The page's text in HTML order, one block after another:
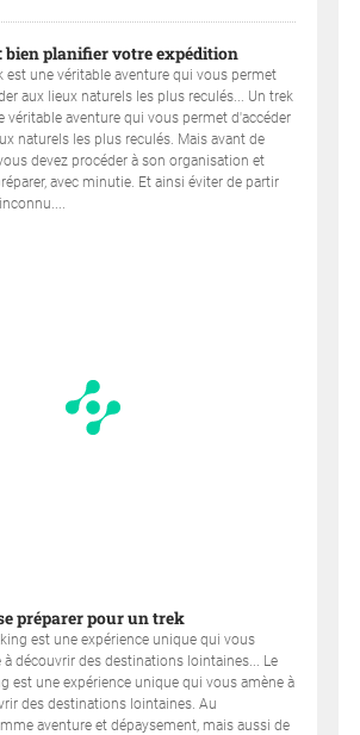
bien planifier votre expédition
est une véritable aventure qui vous permet
aux lieux naturels les plus reculés... Un trek
véritable aventure qui vous permet d'accéder
naturels les plus reculés. Mais avant de
devez procéder à son organisation et
avec minutie. Et ainsi éviter de partir
préparer pour un trek
est une expérience unique qui vous
à découvrir des destinations lointaines... Le
est une expérience unique qui vous amène à
des destinations lointaines. Au
aventure et dépaysement, mais aussi de